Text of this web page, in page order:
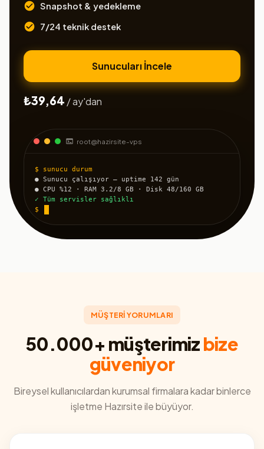
root@hazirsite-vps
$ sunucu durum
● Sunucu çalışıyor — uptime 142 gün
● CPU %12 · RAM 3.2/8 GB · Disk 48/160 GB
✓ Tüm servisler sağlıklı
$
Snapshot & yedekleme
7/24 teknik destek
Sunucuları İncele
₺39,64 / ay'dan
MÜŞTERİ YORUMLARI
50.000+ müşterimizbize
güveniyor
Bireysel kullanıcılardan kurumsal firmalara kadar binlerce
işletme Hazırsite ile büyüyor.